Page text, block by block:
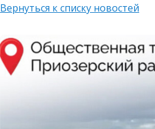
Вернуться к списку новостей